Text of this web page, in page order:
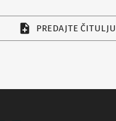
PREDAJTE ČITULJU